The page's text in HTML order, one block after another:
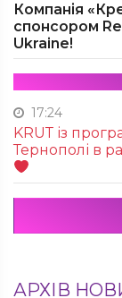
Компанія
спонсором
Ukraine!
17:24
KRUТ із
Тернополі в
АРХІВ